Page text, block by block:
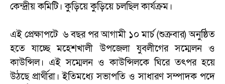
কেন্দ্রীয় কমিটি। কুড়িয়ে কুড়িয়ে চলছিল কার্যক্রম।
এই প্রেক্ষাপটে ৬ বছর পর আগামী ১০ মার্চ (শুক্রবার) অনুষ্ঠিত
হতে যাচ্ছে মহেশখালী উপজেলা যুবলীগের সম্মেলন ও
কাউন্সিল। এই সম্মেলন ও কাউন্সিলকে ঘিরে তৎপর হয়ে
উঠছে প্রার্থীরা। ইতিমধ্যে সভাপতি ও সাধারণ সম্পাদক পদে